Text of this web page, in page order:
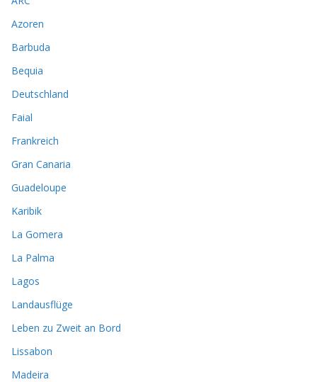
Azoren
Barbuda
Bequia
Deutschland
Faial
Frankreich
Gran Canaria
Guadeloupe
Karibik
La Gomera
La Palma
Lagos
Landausflüge
Leben zu Zweit an Bord
Lissabon
Madeira